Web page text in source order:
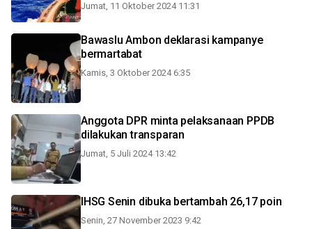
Jumat, 11 Oktober 2024 11:31
Bawaslu Ambon deklarasi kampanye
bermartabat
Kamis, 3 Oktober 2024 6:35
Anggota DPR minta pelaksanaan PPDB
dilakukan transparan
Jumat, 5 Juli 2024 13:42
IHSG Senin dibuka bertambah 26,17 poin
Senin, 27 November 2023 9:42